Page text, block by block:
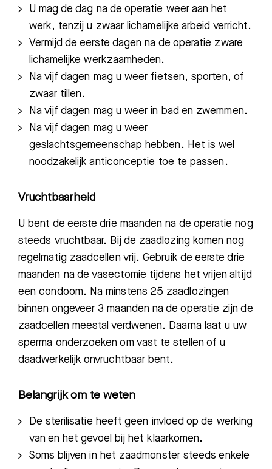
U mag de dag na de operatie weer aan het
werk, tenzij u zwaar lichamelijke arbeid verricht.
Vermijd de eerste dagen na de operatie zware
lichamelijke werkzaamheden.
Na vijf dagen mag u weer fietsen, sporten, of
zwaar tillen.
Na vijf dagen mag u weer in bad en zwemmen.
Na vijf dagen mag u weer
geslachtsgemeenschap hebben. Het is wel
noodzakelijk anticonceptie toe te passen.
Vruchtbaarheid
U bent de eerste drie maanden na de operatie nog
steeds vruchtbaar. Bij de zaadlozing komen nog
regelmatig zaadcellen vrij. Gebruik de eerste drie
maanden na de vasectomie tijdens het vrijen altijd
een condoom. Na minstens 25 zaadlozingen
binnen ongeveer 3 maanden na de operatie zijn de
zaadcellen meestal verdwenen. Daarna laat u uw
sperma onderzoeken om vast te stellen of u
daadwerkelijk onvruchtbaar bent.
Belangrijk om te weten
De sterilisatie heeft geen invloed op de werking
van en het gevoel bij het klaarkomen.
Soms blijven in het zaadmonster steeds enkele